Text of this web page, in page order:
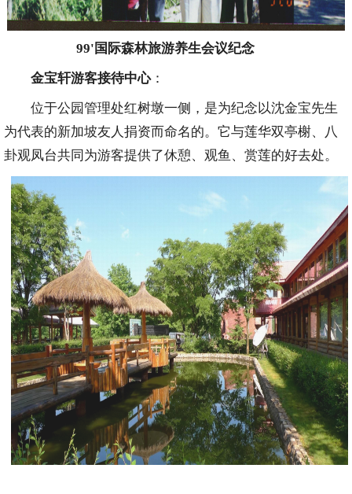
99'国际森林旅游养生会议纪念
金宝轩游客接待中心：
位于公园管理处红树墩一侧，是为纪念以沈金宝先生
为代表的新加坡友人捐资而命名的。它与莲华双亭榭、八
卦观凤台共同为游客提供了休憩、观鱼、赏莲的好去处。